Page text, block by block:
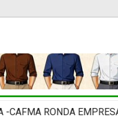
RONDA